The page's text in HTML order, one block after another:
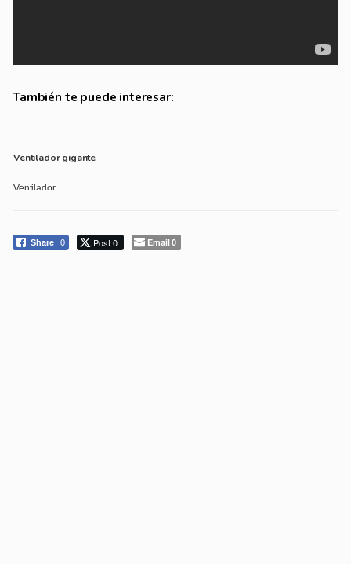
También te puede interesar:
Ventilador gigante
Ventilador ...
Share 0 Post 0 Email0